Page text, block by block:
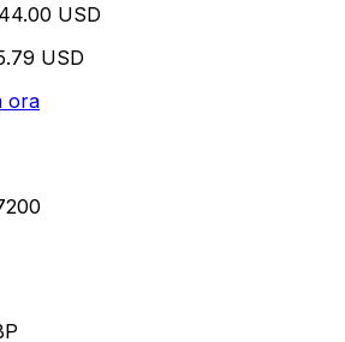
USD
USD
ora